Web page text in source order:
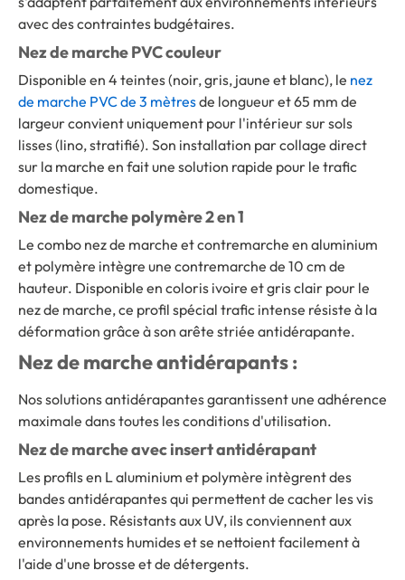
avec des contraintes budgétaires.
Nez de marche PVC couleur
Disponible en 4 teintes (noir, gris, jaune et blanc), le nez
de marche PVC de 3 mètresde longueur et 65 mm de
largeur convient uniquement pour l'intérieur sur sols
lisses (lino, stratifié). Son installation par collage direct
sur la marche en fait une solution rapide pour le trafic
domestique.
Nez de marche polymère 2 en 1
Le combo nez de marche et contremarche en aluminium
et polymère intègre une contremarche de 10 cm de
hauteur. Disponible en coloris ivoire et gris clair pour le
nez de marche, ce profil spécial trafic intense résiste à la
déformation grâce à son arête striée antidérapante.
Nez de marche antidérapants :
Nos solutions antidérapantes garantissent une adhérence
maximale dans toutes les conditions d'utilisation.
Nez de marche avec insert antidérapant
Les profils en L aluminium et polymère intègrent des
bandes antidérapantes qui permettent de cacher les vis
après la pose. Résistants aux UV, ils conviennent aux
environnements humides et se nettoient facilement à
l'aide d'une brosse et de détergents.